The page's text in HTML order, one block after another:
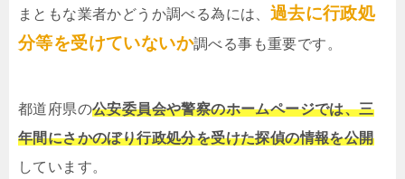
まともな業者かどうか調べる為には、 過去に行政処
分等を受けていないか調べる事も重要です。
都道府県の公安委員会や警察のホームページでは、三
年間にさかのぼり行政処分を受けた探偵の情報を公開
しています。